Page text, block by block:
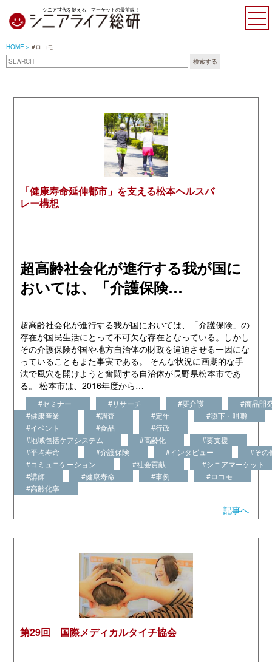
シニア世代を捉える、マーケットの最前線！
HOME
#ロコモ
検索する
#ロコモ
「健康寿命延伸都市」を支える松本ヘルスバ
レー構想
超高齢社会化が進行する我が国に
おいては、「介護保険…
超高齢社会化が進行する我が国においては、「介護保険」の
存在が国民生活にとって不可欠な存在となっている。しかし
その介護保険が国や地方自治体の財政を逼迫させる一因にな
っていることもまた事実である。 そんな状況に画期的な手
法で風穴を開けようと奮闘する自治体が長野県松本市であ
る。 松本市は、2016年度から…
#セミナー #リサーチ #要介護
#商品開
#健康産業
#調査 #定年
#嚥下・咀嚼
#イベント
#食品
#行政
#地域包括ケアシステム
#高齢化
#要支援
#平均寿命
#介護保険 #インタビュー
#その
#コミュニケーション
#社会貢献
#シニアマーケット
#講師
#健康寿命 #事例
#ロコモ
#高齢化率
記事へ
第29回 国際メディカルタイチ協会